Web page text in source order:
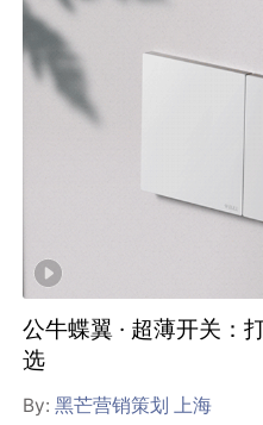
公牛蝶翼 · 超薄开关：
选
By:黑芒营销策划 上海